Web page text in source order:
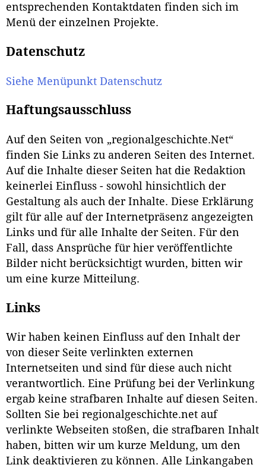
entsprechenden Kontaktdaten finden sich im
Menü der einzelnen Projekte.
Datenschutz
Siehe Menüpunkt Datenschutz
Haftungsausschluss
Auf den Seiten von „regionalgeschichte.Net“
finden Sie Links zu anderen Seiten des Internet.
Auf die Inhalte dieser Seiten hat die Redaktion
keinerlei Einfluss - sowohl hinsichtlich der
Gestaltung als auch der Inhalte. Diese Erklärung
gilt für alle auf der Internetpräsenz angezeigten
Links und für alle Inhalte der Seiten. Für den
Fall, dass Ansprüche für hier veröffentlichte
Bilder nicht berücksichtigt wurden, bitten wir
um eine kurze Mitteilung.
Links
Wir haben keinen Einfluss auf den Inhalt der
von dieser Seite verlinkten externen
Internetseiten und sind für diese auch nicht
verantwortlich. Eine Prüfung bei der Verlinkung
ergab keine strafbaren Inhalte auf diesen Seiten.
Sollten Sie bei regionalgeschichte.net auf
verlinkte Webseiten stoßen, die strafbaren Inhalt
haben, bitten wir um kurze Meldung, um den
Link deaktivieren zu können. Alle Linkangaben